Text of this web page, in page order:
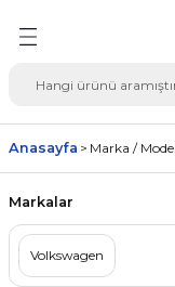
Seçimi Oto
Anasayfa Marka /
Markalar
Volkswagen